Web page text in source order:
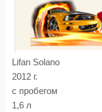
Lifan Solano
2012 г.
с пробегом
1,6 л